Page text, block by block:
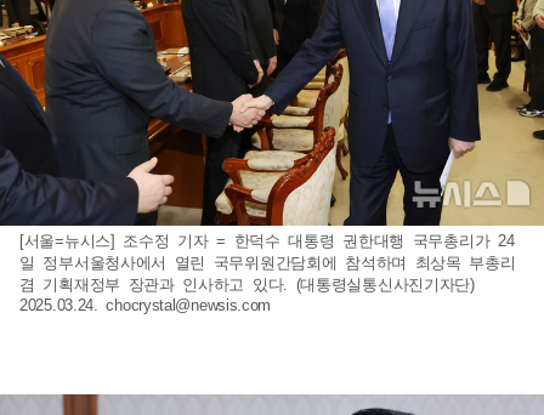
[서울=뉴시스] 조수정 기자 = 한덕수 대통령 권한대행 국무총리가 24
일 정부서울청사에서 열린 국무위원간담회에 참석하며 최상목 부총리
겸 기획재정부 장관과 인사하고 있다. (대통령실통신사진기자단)
2025.03.24.chocrystal@newsis.com